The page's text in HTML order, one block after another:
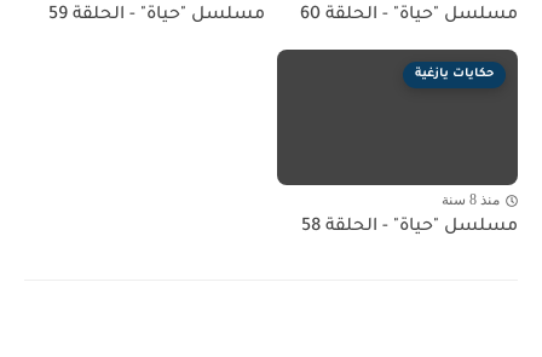
مسلسل "حياة" - الحلقة 60 مسلسل "حياة" - الحلقة 59
حكايات يازغية
منذ 8 سنة
مسلسل "حياة" - الحلقة 58